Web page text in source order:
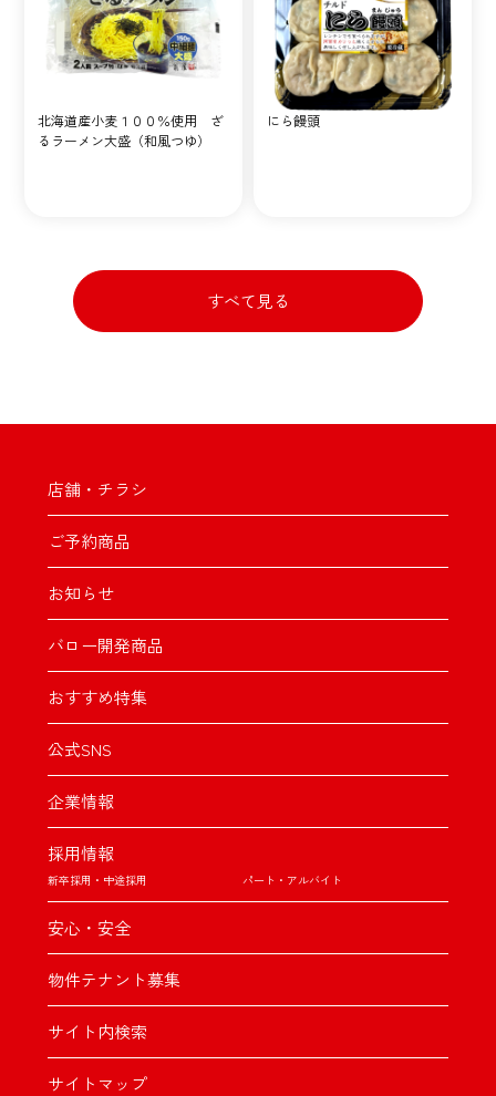
北海道産小麦１００％使用 ざ
るラーメン大盛（和風つゆ）
にら饅頭
すべて見る
店舗・チラシ
ご予約商品
お知らせ
バロー開発商品
おすすめ特集
公式SNS
企業情報
採用情報
新卒採用・中途採用 パート・アルバイト
安心・安全
物件テナント募集
サイト内検索
サイトマップ